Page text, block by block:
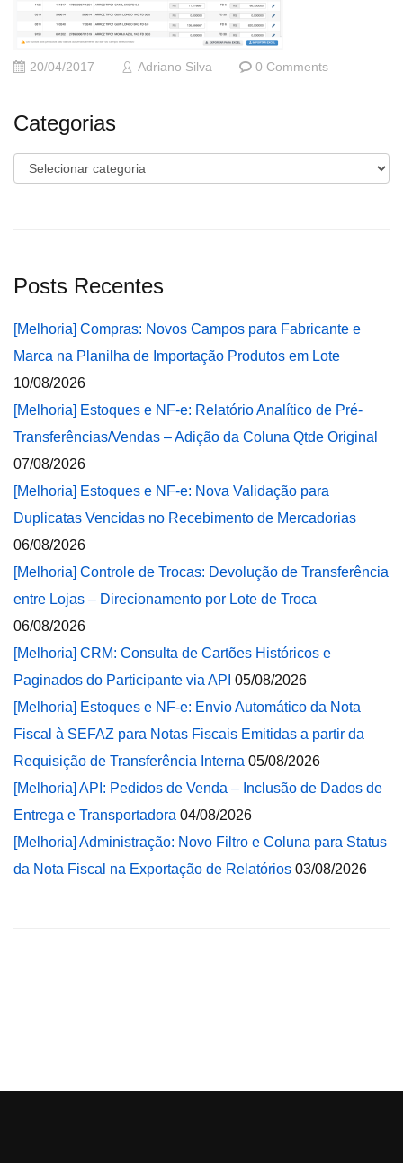
20/04/2017 Adriano Silva 0 Comments
Categorias
Categorias
Posts Recentes
[Melhoria] Compras: Novos Campos para Fabricante e
Marca na Planilha de Importação Produtos em Lote
10/08/2026
[Melhoria] Estoques e NF-e: Relatório Analítico de Pré-
Transferências/Vendas – Adição da Coluna Qtde Original
07/08/2026
[Melhoria] Estoques e NF-e: Nova Validação para
Duplicatas Vencidas no Recebimento de Mercadorias
06/08/2026
[Melhoria] Controle de Trocas: Devolução de Transferência
entre Lojas – Direcionamento por Lote de Troca
06/08/2026
[Melhoria] CRM: Consulta de Cartões Históricos e
Paginados do Participante via API 05/08/2026
[Melhoria] Estoques e NF-e: Envio Automático da Nota
Fiscal à SEFAZ para Notas Fiscais Emitidas a partir da
Requisição de Transferência Interna 05/08/2026
[Melhoria] API: Pedidos de Venda – Inclusão de Dados de
Entrega e Transportadora 04/08/2026
[Melhoria] Administração: Novo Filtro e Coluna para Status
da Nota Fiscal na Exportação de Relatórios 03/08/2026